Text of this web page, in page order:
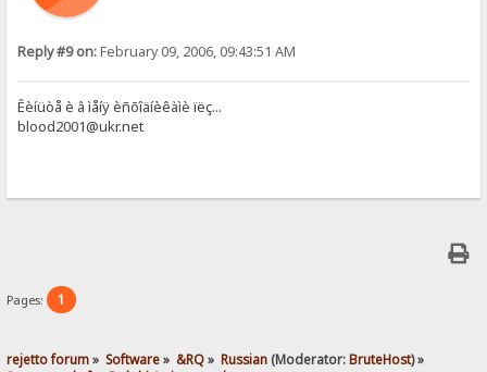
Reply #9 on:February 09, 2006, 09:43:51 AM
Êèíüòå è â ìåíÿ èñõîäíèêàìè ïëç...
blood2001@ukr.net
Pages: 1
rejetto forum» Software» &RQ» Russian (Moderator:BruteHost) »